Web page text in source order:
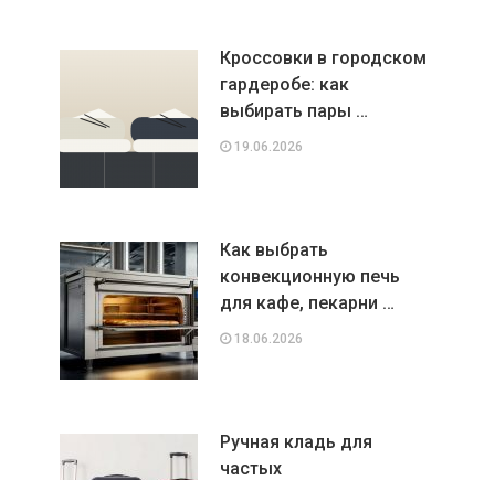
Кроссовки в городском
гардеробе: как
выбирать пары …
19.06.2026
Как выбрать
конвекционную печь
для кафе, пекарни …
18.06.2026
Ручная кладь для
частых